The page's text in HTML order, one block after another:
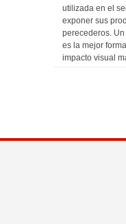
utilizada en el
exponer sus
perecederos.
es la mejor
impacto visual